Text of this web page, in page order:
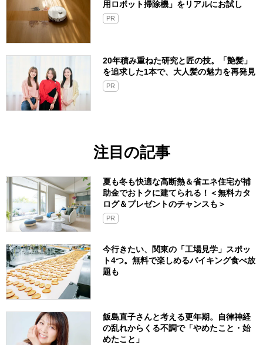
用ロボット掃除機」をリアルにお試し
PR
20年積み重ねた研究と匠の技。「艶髪」
を追求した1本で、大人髪の魅力を再発見
PR
注目の記事
夏も冬も快適な高断熱＆省エネ住宅が補
助金でおトクに建てられる！＜無料カタ
ログ＆プレゼントのチャンスも＞
PR
今行きたい、関東の「工場見学」スポッ
ト4つ。無料で楽しめるバイキング食べ放
題も
飯島直子さんと考える更年期。自律神経
の乱れからくる不調で「やめたこと・始
めたこと」